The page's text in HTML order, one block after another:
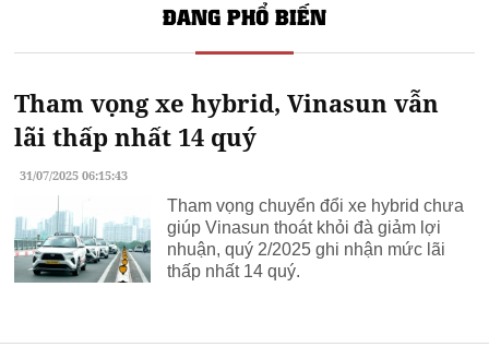
ĐANG PHỔ BIẾN
Tham vọng xe hybrid, Vinasun vẫn
lãi thấp nhất 14 quý
31/07/2025 06:15:43
Tham vọng chuyển đổi xe hybrid chưa
giúp Vinasun thoát khỏi đà giảm lợi
nhuận, quý 2/2025 ghi nhận mức lãi
thấp nhất 14 quý.